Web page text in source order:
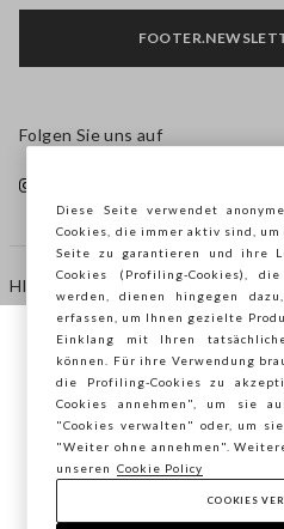
HILFE
AGENTUR
KONTAKTE
Folgen Sie uns auf
Copyright © Ovs S.p.A.
Sie surfen auf der Seite
Deutschland, möchten
speichern?
Diese Seite verwendet
Cookies, die immer aktiv sind,
Seite zu garantieren und ihre
Cookies (Profiling-Cookies),
werden, dienen hingegen
erfassen, um Ihnen gezielte
Einklang mit Ihren
können. Für ihre Verwendung
die Profiling-Cookies zu
Cookies annehmen", um sie
"Cookies verwalten" oder, um
"Weiter ohne annehmen".
unseren
Cookie Policy
COOKIES